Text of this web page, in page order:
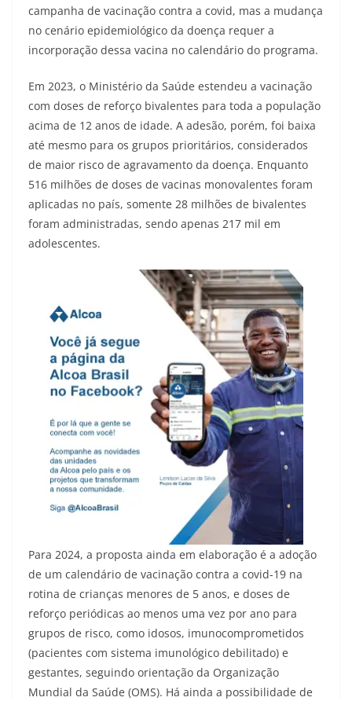
campanha de vacinação contra a covid, mas a mudança
no cenário epidemiológico da doença requer a
incorporação dessa vacina no calendário do programa.
Em 2023, o Ministério da Saúde estendeu a vacinação
com doses de reforço bivalentes para toda a população
acima de 12 anos de idade. A adesão, porém, foi baixa
até mesmo para os grupos prioritários, considerados
de maior risco de agravamento da doença. Enquanto
516 milhões de doses de vacinas monovalentes foram
aplicadas no país, somente 28 milhões de bivalentes
foram administradas, sendo apenas 217 mil em
adolescentes.
Para 2024, a proposta ainda em elaboração é a adoção
de um calendário de vacinação contra a covid-19 na
rotina de crianças menores de 5 anos, e doses de
reforço periódicas ao menos uma vez por ano para
grupos de risco, como idosos, imunocomprometidos
(pacientes com sistema imunológico debilitado) e
gestantes, seguindo orientação da Organização
Mundial da Saúde (OMS). Há ainda a possibilidade de